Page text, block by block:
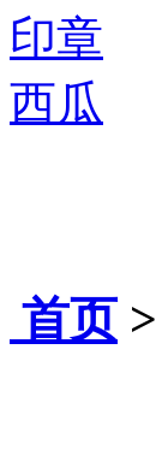
印章
西瓜
首页>